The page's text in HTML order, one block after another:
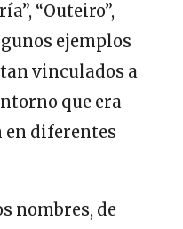
“Outeiro”,
ejemplos
vinculados a
que era
en diferentes
nombres, de